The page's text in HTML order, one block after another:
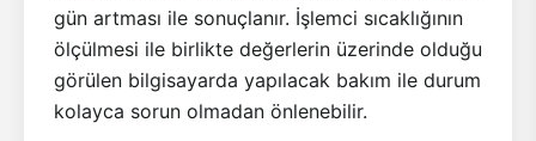
gün artması ile sonuçlanır. İşlemci sıcaklığının
ölçülmesi ile birlikte değerlerin üzerinde olduğu
görülen bilgisayarda yapılacak bakım ile durum
kolayca sorun olmadan önlenebilir.